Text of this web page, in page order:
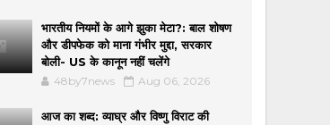
भारतीय नियमों के आगे झुका मेटा?: बाल शोषण
और डीपफेक को माना गंभीर मुद्दा, सरकार
बोली- US के कानून नहीं चलेंगे
48by7news Aug 06, 2026
आज का शब्द: व्याघ्र और विष्णु विराट की